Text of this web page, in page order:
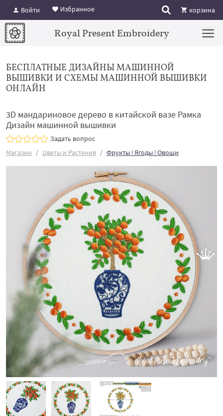
Войти Избранное корзина
Royal Present Embroidery
БЕСПЛАТНЫЕ ДИЗАЙНЫ МАШИННОЙ
ВЫШИВКИ И СХЕМЫ МАШИННОЙ ВЫШИВКИ
ОНЛАЙН
3D мандариновое дерево в китайской вазе Рамка
Дизайн машинной вышивки
Задать вопрос
Магазин
Цветы и Растения Фрукты | Ягоды | Овощи